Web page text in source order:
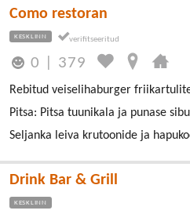
Como restoran
KESKLINN
0 379
Rebitud veiselihaburger
Pitsa: Pitsa tuunikala ja punase
Seljanka leiva krutoonide ja
Drink Bar & Grill
KESKLINN